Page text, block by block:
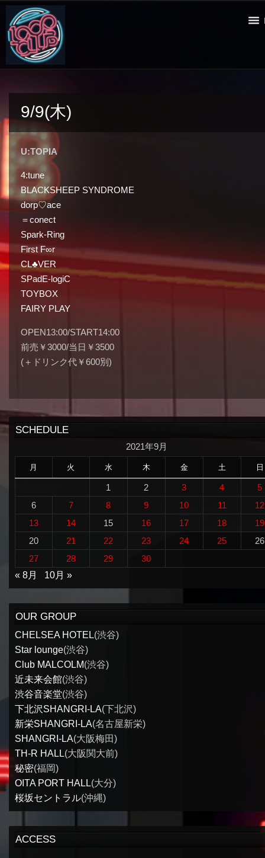
9/9(木)
U:TOPIA
4:tune
BLACKSHEEP SYNDROME
dorp♡ace
＝conect
Spark-Ring
First F∞r
CL♣︎VER
SPadE-logiC
TOYBOX
FAIRY PLAY
OPEN13:00/START14:00
前売￥3000/当日￥3500
(＋ドリンク代￥600別)
SCHEDULE
2021年9月
月 火 水 木 金 土 日
1 2 3 4
5
6
7 8 9 10 11
12
13
14 15 16 17 18
19
20
21 22 23 24 25
26
27
28 29
30
« 8月
10月 »
OUR GROUP
CHELSEA HOTEL(渋谷)
Star lounge(渋谷)
Club MALCOLM(渋谷)
近未来会館(渋谷)
渋谷音楽堂(渋谷)
下北沢SHANGRI-LA(下北沢)
新栄SHANGRI-LA(名古屋新栄)
SHANGRI-LA(大阪梅田)
TH-R HALL(大阪関大前)
秘密(福岡)
OITA PORT HALL(大分)
桜坂セントラル(沖縄)
ACCESS